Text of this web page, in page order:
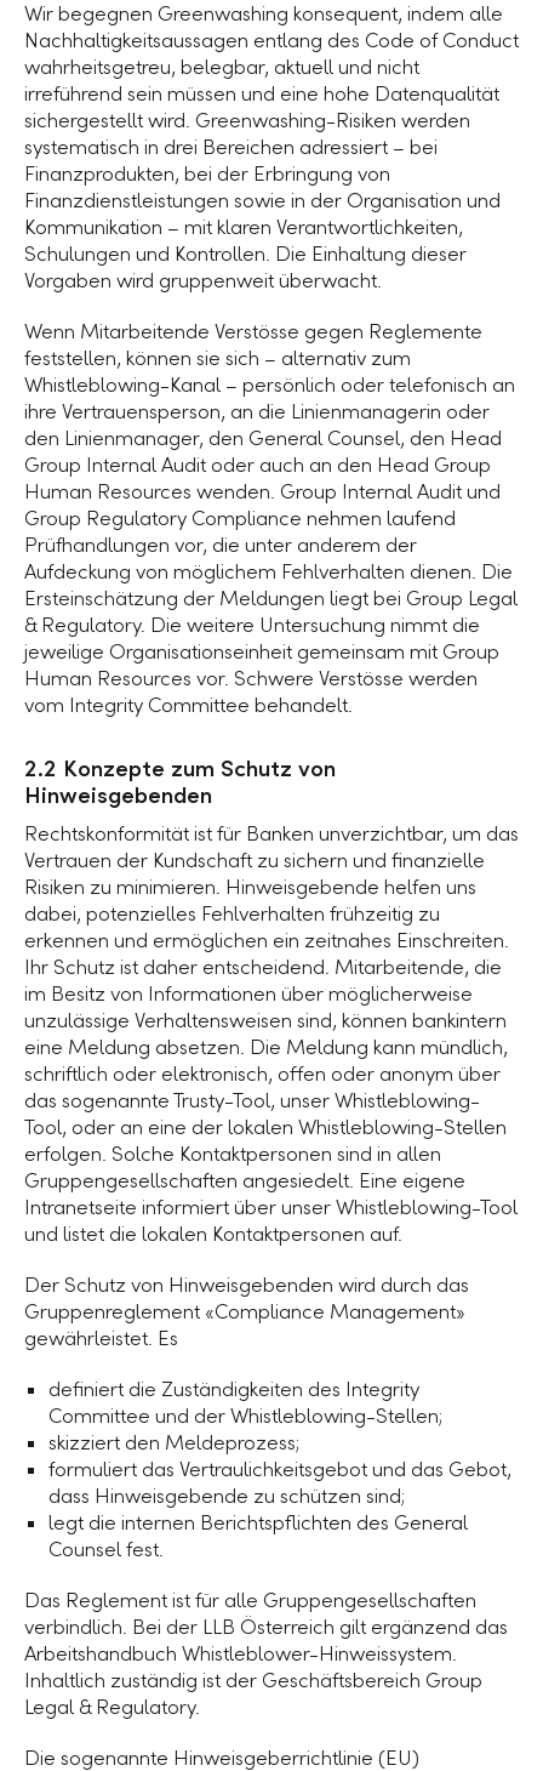
Wir begegnen Greenwashing konsequent, indem alle
Nachhaltigkeitsaussagen entlang des Code of Conduct
wahrheitsgetreu, belegbar, aktuell und nicht
irreführend sein müssen und eine hohe Datenqualität
sichergestellt wird. Greenwashing-Risiken werden
systematisch in drei Bereichen adressiert – bei
Finanzprodukten, bei der Erbringung von
Finanzdienstleistungen sowie in der Organisation und
Kommunikation – mit klaren Verantwortlichkeiten,
Schulungen und Kontrollen. Die Einhaltung dieser
Vorgaben wird gruppenweit überwacht.
Wenn Mitarbeitende Verstösse gegen Reglemente
feststellen, können sie sich – alternativ zum
Whistleblowing-Kanal – persönlich oder telefonisch an
ihre Vertrauensperson, an die Linienmanagerin oder
den Linienmanager, den General Counsel, den Head
Group Internal Audit oder auch an den Head Group
Human Resources wenden. Group Internal Audit und
Group Regulatory Compliance nehmen laufend
Prüfhandlungen vor, die unter anderem der
Aufdeckung von möglichem Fehlverhalten dienen. Die
Ersteinschätzung der Meldungen liegt bei Group Legal
& Regulatory. Die weitere Untersuchung nimmt die
jeweilige Organisationseinheit gemeinsam mit Group
Human Resources vor. Schwere Verstösse werden
vom Integrity Committee behandelt.
2.2 Konzepte zum Schutz von
Hinweisgebenden
Rechtskonformität ist für Banken unverzichtbar, um das
Vertrauen der Kundschaft zu sichern und finanzielle
Risiken zu minimieren. Hinweisgebende helfen uns
dabei, potenzielles Fehlverhalten frühzeitig zu
erkennen und ermöglichen ein zeitnahes Einschreiten.
Ihr Schutz ist daher entscheidend. Mitarbeitende, die
im Besitz von Informationen über möglicherweise
unzulässige Verhaltensweisen sind, können bankintern
eine Meldung absetzen. Die Meldung kann mündlich,
schriftlich oder elektronisch, offen oder anonym über
das sogenannte Trusty-Tool, unser Whistleblowing-
Tool, oder an eine der lokalen Whistleblowing-Stellen
erfolgen. Solche Kontaktpersonen sind in allen
Gruppengesellschaften angesiedelt. Eine eigene
Intranetseite informiert über unser Whistleblowing-Tool
und listet die lokalen Kontaktpersonen auf.
Der Schutz von Hinweisgebenden wird durch das
Gruppenreglement «Compliance Management»
gewährleistet. Es
definiert die Zuständigkeiten des Integrity
Committee und der Whistleblowing-Stellen;
skizziert den Meldeprozess;
formuliert das Vertraulichkeitsgebot und das Gebot,
dass Hinweisgebende zu schützen sind;
legt die internen Berichtspflichten des General
Counsel fest.
Das Reglement ist für alle Gruppengesellschaften
verbindlich. Bei der LLB Österreich gilt ergänzend das
Arbeitshandbuch Whistleblower-Hinweissystem.
Inhaltlich zuständig ist der Geschäftsbereich Group
Legal & Regulatory.
Die sogenannte Hinweisgeberrichtlinie (EU)